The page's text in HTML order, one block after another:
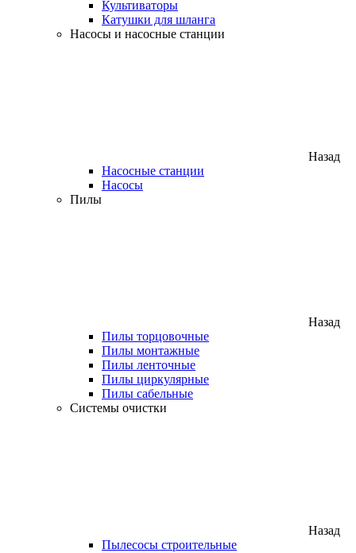
Культиваторы
Катушки для шланга
Насосы и насосные станции
Назад
Насосные станции
Насосы
Пилы
Назад
Пилы торцовочные
Пилы монтажные
Пилы ленточные
Пилы циркулярные
Пилы сабельные
Системы очистки
Назад
Пылесосы строительные